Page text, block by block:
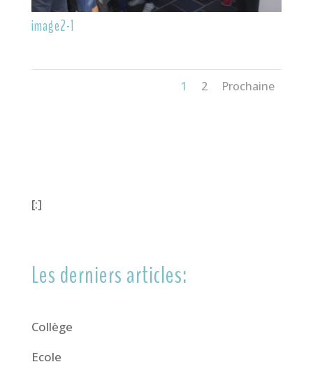
image2-1
1 2 Prochaine
[:]
Les derniers articles:
Collège
Ecole